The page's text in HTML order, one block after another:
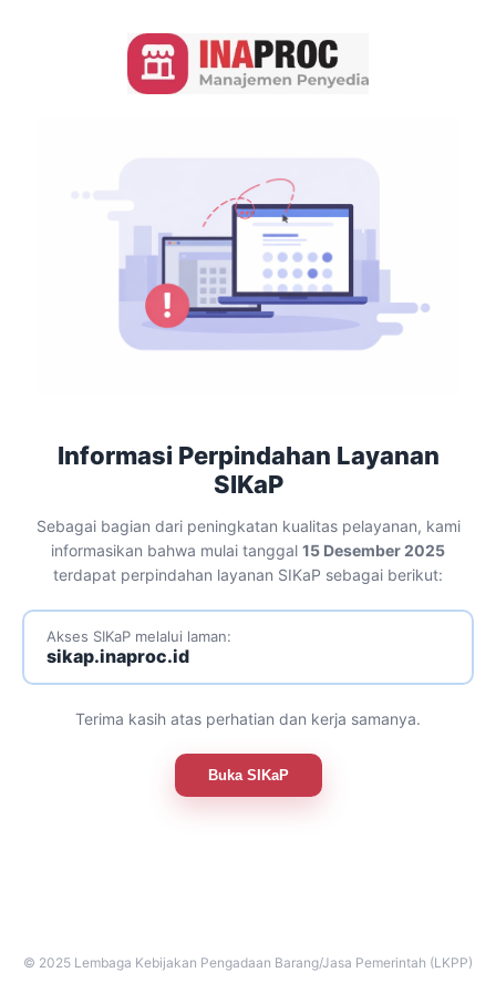
Informasi Perpindahan Layanan
SIKaP
Sebagai bagian dari peningkatan kualitas pelayanan, kami
informasikan bahwa mulai tanggal 15 Desember 2025
terdapat perpindahan layanan SIKaP sebagai berikut:
Akses SIKaP melalui laman:
sikap.inaproc.id
Terima kasih atas perhatian dan kerja samanya.
Buka SIKaP
© 2025 Lembaga Kebijakan Pengadaan Barang/Jasa Pemerintah (LKPP)